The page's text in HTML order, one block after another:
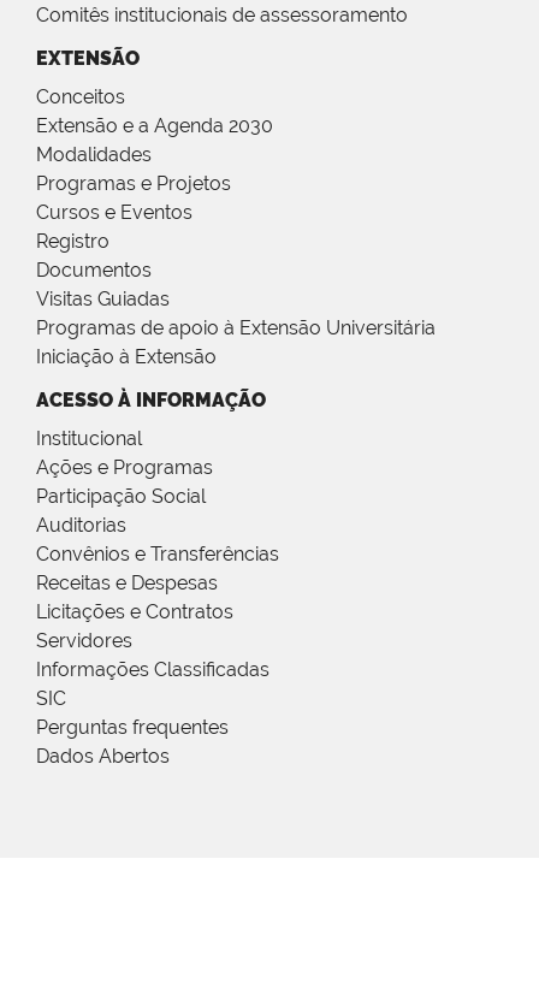
Comitês institucionais de assessoramento
EXTENSÃO
Conceitos
Extensão e a Agenda 2030
Modalidades
Programas e Projetos
Cursos e Eventos
Registro
Documentos
Visitas Guiadas
Programas de apoio à Extensão Universitária
Iniciação à Extensão
ACESSO À INFORMAÇÃO
Institucional
Ações e Programas
Participação Social
Auditorias
Convênios e Transferências
Receitas e Despesas
Licitações e Contratos
Servidores
Informações Classificadas
SIC
Perguntas frequentes
Dados Abertos